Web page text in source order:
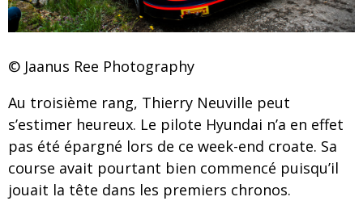
© Jaanus Ree Photography
Au troisième rang, Thierry Neuville peut
s’estimer heureux. Le pilote Hyundai n’a en effet
pas été épargné lors de ce week-end croate. Sa
course avait pourtant bien commencé puisqu’il
jouait la tête dans les premiers chronos.